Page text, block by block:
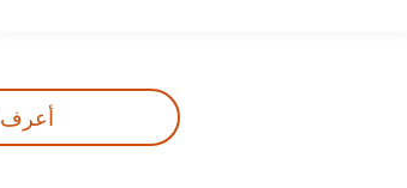
أعرف